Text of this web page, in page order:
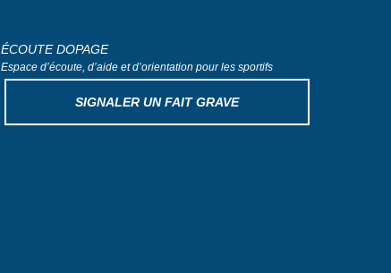
ÉCOUTE DOPAGE
Espace d’écoute, d’aide et d’orientation pour les sportifs
SIGNALER UN FAIT GRAVE